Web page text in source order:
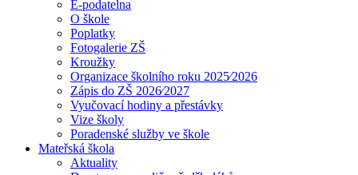
E-podatelna
O škole
Poplatky
Fotogalerie ZŠ
Kroužky
Organizace školního roku 2025⁄2026
Zápis do ZŠ 2026⁄2027
Vyučovací hodiny a přestávky
Vize školy
Poradenské služby ve škole
Mateřská škola
Aktuality